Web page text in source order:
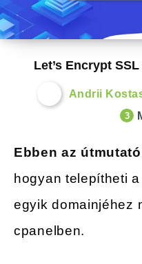
Let’s Encrypt
Andrii
3
Ebben az
hogyan telepítheti
egyik domainjéhez
cpanelben.